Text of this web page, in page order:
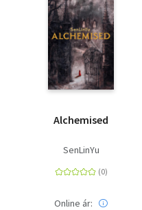
Alchemised
SenLinYu
Online ár: